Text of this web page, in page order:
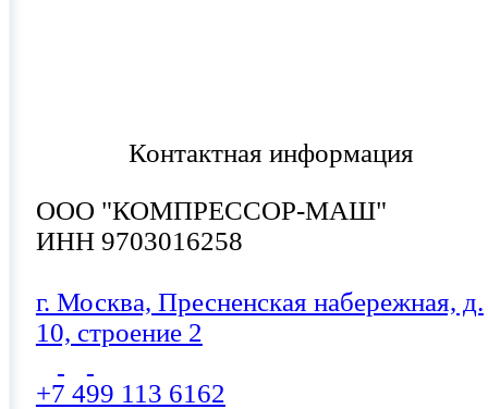
Контактная информация
ООО "КОМПРЕССОР-МАШ"
ИНН 9703016258
г. Москва, Пресненская набережная, д.
10, строение 2
+7 499 113 6162